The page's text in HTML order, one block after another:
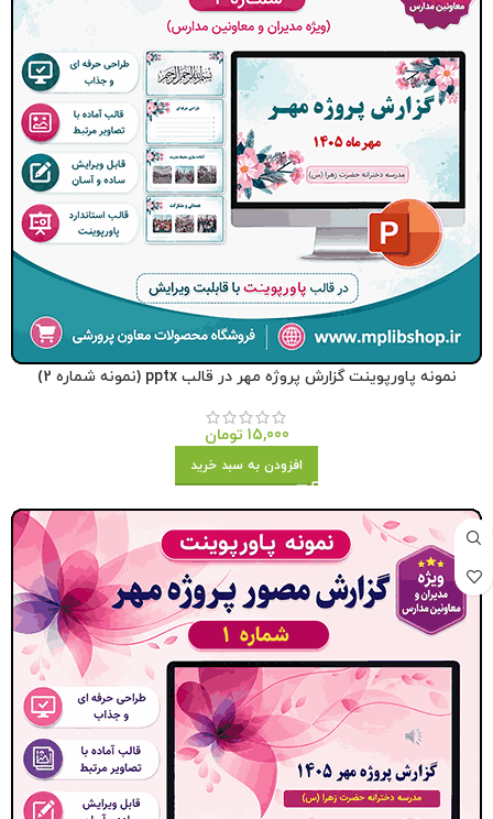
نمونه پاورپوینت گزارش پروژه مهر در قالب pptx (نمونه شماره 2)
15,000 تومان
افزودن به سبد خرید